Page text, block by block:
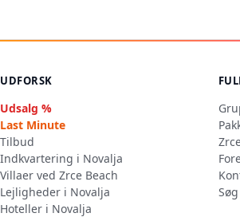
UDFORSK
Udsalg %
Last Minute
Tilbud
Indkvartering i Novalja
Villaer ved Zrce Beach
Lejligheder i Novalja
Hoteller i Novalja
Søg